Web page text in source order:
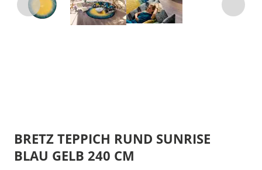
BRETZ TEPPICH RUND SUNRISE
BLAU GELB 240 CM